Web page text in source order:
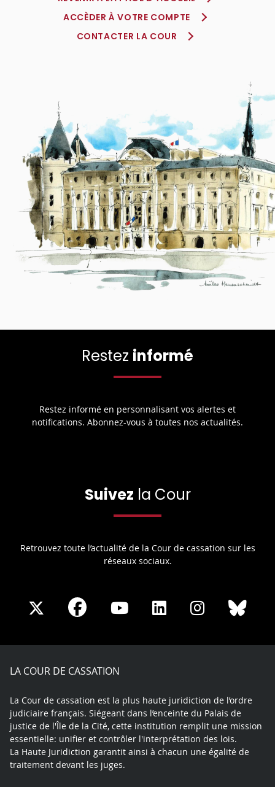
ACCÈDER À VOTRE COMPTE
CONTACTER LA COUR
Restez informé
Restez informé en personnalisant vos alertes et
notifications. Abonnez-vous à toutes nos actualités.
Suivez la Cour
Retrouvez toute l’actualité de la Cour de cassation sur les
réseaux sociaux.
Share
X
Share
Facebook
Share
Youtube
Share
LinkedIn
Share
Instagram
LA COUR DE CASSATION
La Cour de cassation est la plus haute juridiction de l’ordre
judiciaire français. Siégeant dans l’enceinte du Palais de
justice de l'Île de la Cité, cette institution remplit une mission
essentielle: unifier et contrôler l'interprétation des lois.
La Haute Juridiction garantit ainsi à chacun une égalité de
traitement devant les juges.